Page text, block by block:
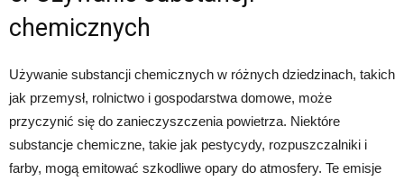
chemicznych
Używanie substancji chemicznych w różnych dziedzinach, takich
jak przemysł, rolnictwo i gospodarstwa domowe, może
przyczynić się do zanieczyszczenia powietrza. Niektóre
substancje chemiczne, takie jak pestycydy, rozpuszczalniki i
farby, mogą emitować szkodliwe opary do atmosfery. Te emisje